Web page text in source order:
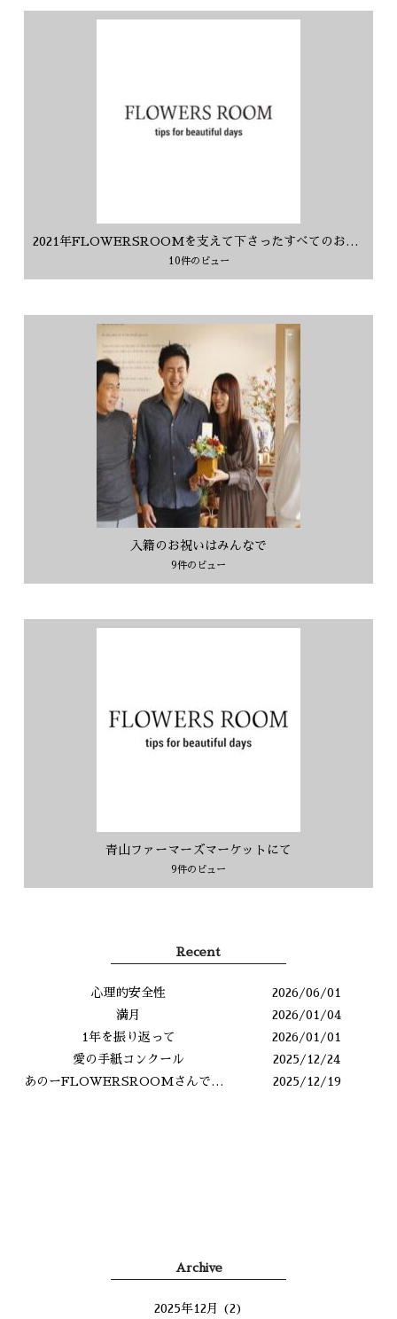
10件のビュー
入籍のお祝いはみんなで
9件のビュー
青山ファーマーズマーケットにて
9件のビュー
Recent
心理的安全性
2026/06/01
満月
2026/01/04
1年を振り返って
2026/01/01
愛の手紙コンクール
2025/12/24
2025/12/19
Archive
2025年12月 (2)